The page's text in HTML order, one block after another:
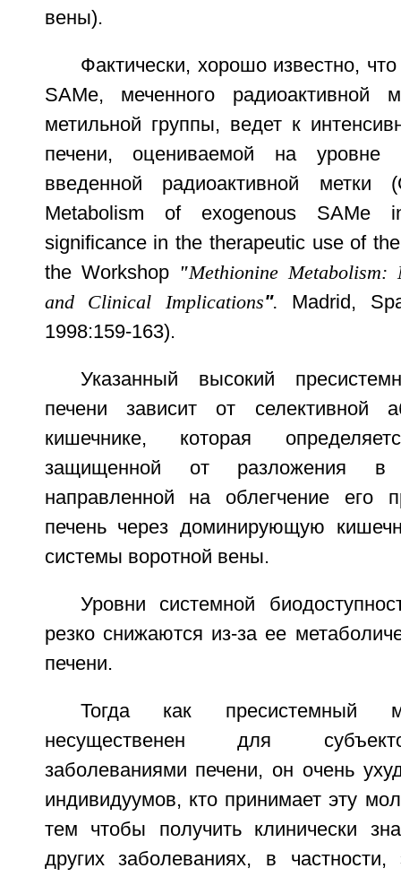
вены).
Фактически, хорошо известно,
SAMe, меченного радиоактивной
метильной группы, ведет к
печени, оцениваемой на
введенной радиоактивной
Metabolism of exogenous
significance in the therapeutic use of
the Workshop "Methionine Metabolism:
and Clinical Implications". Madrid,
1998:159-163).
Указанный высокий
печени зависит от селективной
кишечнике, которая
защищенной от разложения
направленной на облегчение его
печень через доминирующую
системы воротной вены.
Уровни системной
резко снижаются из-за ее
печени.
Тогда как пресистемный
несущественен для
заболеваниями печени, он очень
индивидуумов, кто принимает эту
тем чтобы получить клинически
других заболеваниях, в